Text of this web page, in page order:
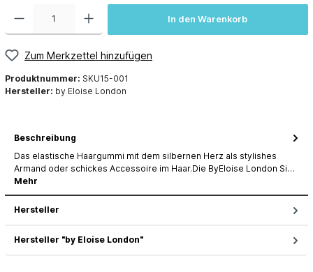
In den Warenkorb
Zum Merkzettel hinzufügen
Produktnummer: SKU15-001
Hersteller: by Eloise London
Beschreibung
Das elastische Haargummi mit dem silbernen Herz als stylishes
Armand oder schickes Accessoire im Haar.Die ByEloise London Si…
Mehr
Hersteller
Hersteller "by Eloise London"